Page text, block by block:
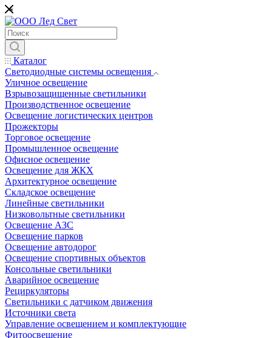
Каталог
Светодиодные системы освещения
Уличное освещение
Взрывозащищенные светильники
Производственное освещение
Освещение логистических центров
Прожекторы
Торговое освещение
Промышленное освещение
Офисное освещение
Освещение для ЖКХ
Архитектурное освещение
Складское освещение
Линейные светильники
Низковольтные светильники
Освещение АЗС
Освещение парков
Освещение автодорог
Освещение спортивных объектов
Консольные светильники
Аварийное освещение
Рециркуляторы
Светильники с датчиком движения
Источники света
Управление освещением и комплектующие
Фитоосвещение
*